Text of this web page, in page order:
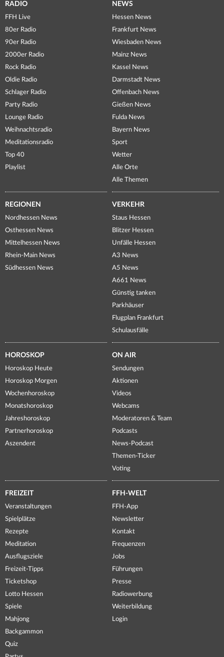
RADIO
FFH Live
80er Radio
90er Radio
2000er Radio
Rock Radio
Oldie Radio
Schlager Radio
Party Radio
Lounge Radio
Weihnachtsradio
Meditationsradio
Top 40
Playlist
NEWS
Hessen News
Frankfurt News
Wiesbaden News
Mainz News
Kassel News
Darmstadt News
Offenbach News
Gießen News
Fulda News
Bayern News
Sport
Wetter
Alle Orte
Alle Themen
REGIONEN
Nordhessen News
Osthessen News
Mittelhessen News
Rhein-Main News
Südhessen News
VERKEHR
Staus Hessen
Blitzer Hessen
Unfälle Hessen
A3 News
A5 News
A661 News
Günstig tanken
Parkhäuser
Flugplan Frankfurt
Schulausfälle
HOROSKOP
Horoskop Heute
Horoskop Morgen
Wochenhoroskop
Monatshoroskop
Jahreshoroskop
Partnerhoroskop
Aszendent
ON AIR
Sendungen
Aktionen
Videos
Webcams
Moderatoren & Team
Podcasts
News-Podcast
Themen-Ticker
Voting
FREIZEIT
Veranstaltungen
Spielplätze
Rezepte
Meditation
Ausflugsziele
Freizeit-Tipps
Ticketshop
Lotto Hessen
Spiele
Mahjong
Backgammon
Quiz
FFH-WELT
FFH-App
Newsletter
Kontakt
Frequenzen
Jobs
Führungen
Presse
Radiowerbung
Weiterbildung
Login